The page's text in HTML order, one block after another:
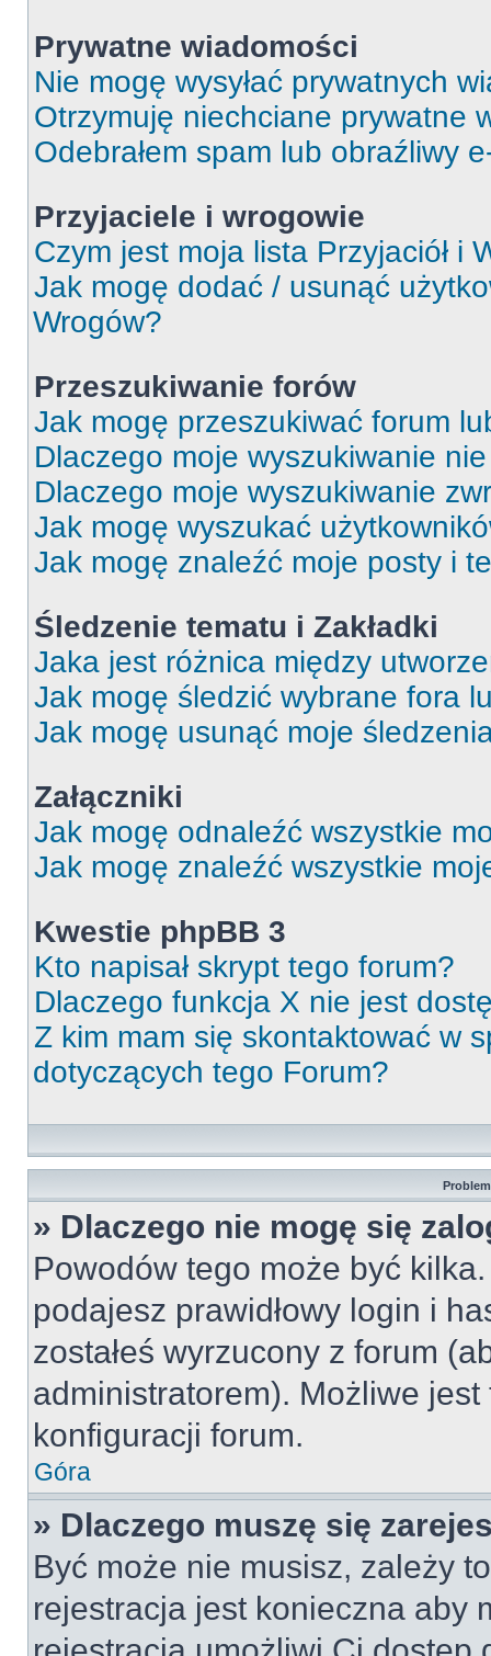
Prywatne wiadomości
Nie mogę wysyłać prywatnych
Otrzymuję niechciane prywatne
Odebrałem spam lub obraźliwy
Przyjaciele i wrogowie
Czym jest moja lista Przyjaciół i
Jak mogę dodać / usunąć
Wrogów?
Przeszukiwanie forów
Jak mogę przeszukiwać forum
Dlaczego moje wyszukiwanie
Dlaczego moje wyszukiwanie
Jak mogę wyszukać
Jak mogę znaleźć moje posty i
Śledzenie tematu i Zakładki
Jaka jest różnica między
Jak mogę śledzić wybrane fora
Jak mogę usunąć moje
Załączniki
Jak mogę odnaleźć wszystkie
Jak mogę znaleźć wszystkie
Kwestie phpBB 3
Kto napisał skrypt tego forum?
Dlaczego funkcja X nie jest
Z kim mam się skontaktować w
dotyczących tego Forum?
» Dlaczego nie mogę się
Powodów tego może być
podajesz prawidłowy login i
zostałeś wyrzucony z forum
administratorem). Możliwe
konfiguracji forum.
Góra
» Dlaczego muszę się
Być może nie musisz, zależy
rejestracja jest konieczna aby